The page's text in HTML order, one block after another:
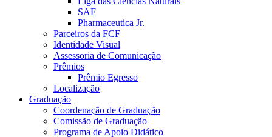
SAF
Pharmaceutica Jr.
Parceiros da FCF
Identidade Visual
Assessoria de Comunicação
Prêmios
Prêmio Egresso
Localização
Graduação
Coordenação de Graduação
Comissão de Graduação
Programa de Apoio Didático